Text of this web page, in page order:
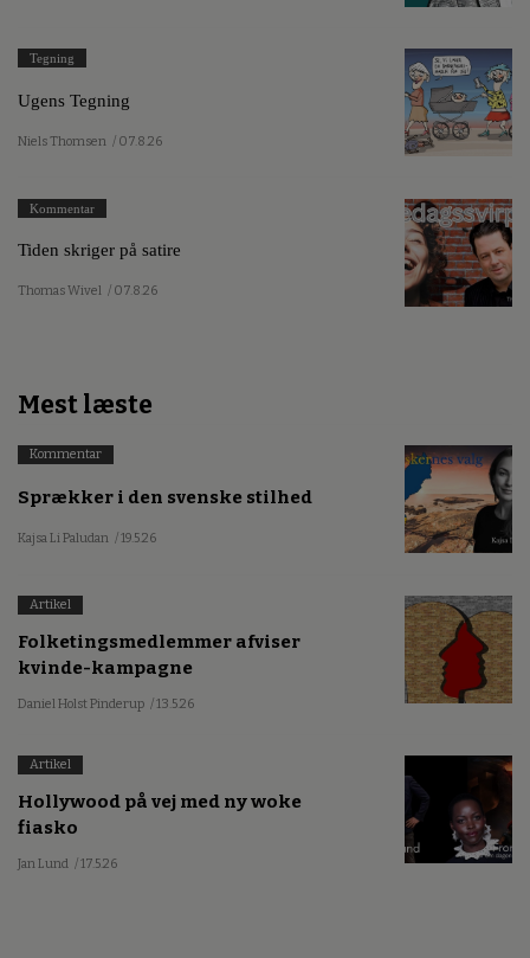
Tegning
Ugens Tegning
Niels Thomsen / 07.8.26
Kommentar
Tiden skriger på satire
Thomas Wivel / 07.8.26
Mest læste
Kommentar
Sprækker i den svenske stilhed
Kajsa Li Paludan / 19.5.26
Artikel
Folketingsmedlemmer afviser
kvinde-kampagne
Daniel Holst Pinderup / 13.5.26
Artikel
Hollywood på vej med ny woke
fiasko
Jan Lund / 17.5.26